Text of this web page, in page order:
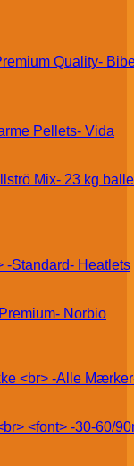
Vida
Heatlets
Norbio